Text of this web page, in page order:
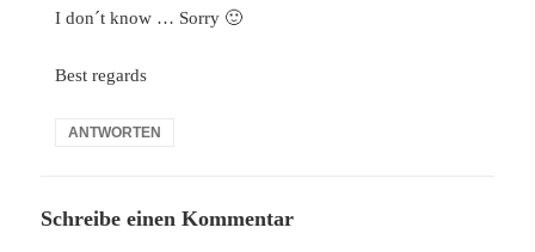
I don´t know … Sorry 🙂
Best regards
ANTWORTEN
Schreibe einen Kommentar